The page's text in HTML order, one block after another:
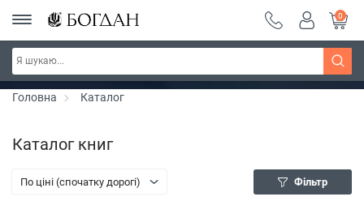
РОЗПРОДАЖ ~ 150 грн ~ 200 грн ~ 250 грн ~
300 грн ~ РОЗПРОДАЖ
Дізнатись більше
0
Головна Каталог
Каталог книг
По ціні (спочатку дорогі) Фільтр